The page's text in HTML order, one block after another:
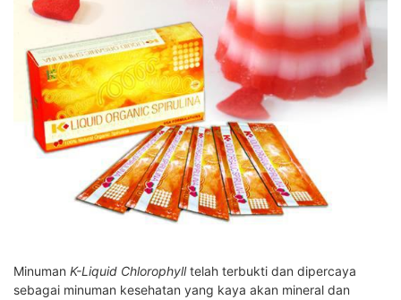
Minuman K-Liquid Chlorophylltelah terbukti dan dipercaya
sebagai minuman kesehatan yang kaya akan mineral dan